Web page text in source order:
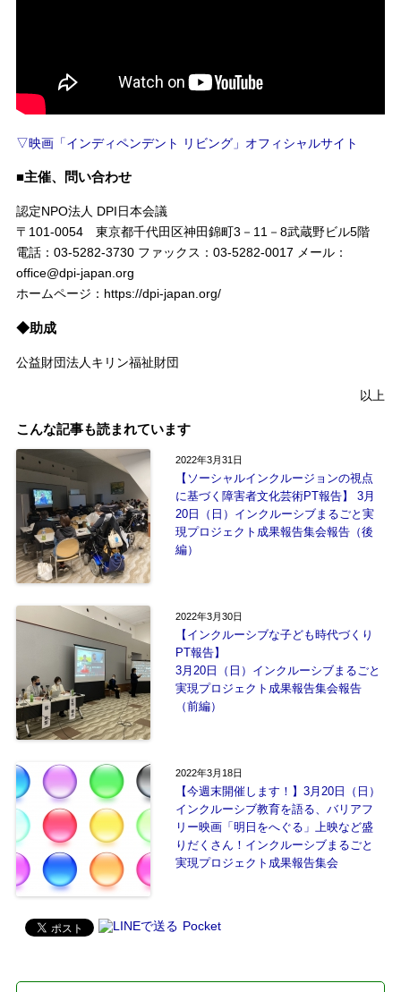
▽映画「インディペンデント リビング」オフィシャルサイト
■主催、問い合わせ
認定NPO法人 DPI日本会議
〒101‐0054 東京都千代田区神田錦町3－11－8武蔵野ビル5階
電話：03‐5282‐3730 ファックス：03‐5282‐0017 メール：
office@dpi‐japan.org
ホームページ：https://dpi‐japan.org/
◆助成
公益財団法人キリン福祉財団
以上
こんな記事も読まれています
2022年3月31日
【ソーシャルインクルージョンの視点
に基づく障害者文化芸術PT報告】 3月
20日（日）インクルーシブまるごと実
現プロジェクト成果報告集会報告（後
編）
2022年3月30日
【インクルーシブな子ども時代づくり
PT報告】
3月20日（日）インクルーシブまるごと
実現プロジェクト成果報告集会報告
（前編）
2022年3月18日
【今週末開催します！】3月20日（日）
インクルーシブ教育を語る、バリアフ
リー映画「明日をへぐる」上映など盛
りだくさん！インクルーシブまるごと
実現プロジェクト成果報告集会
Pocket